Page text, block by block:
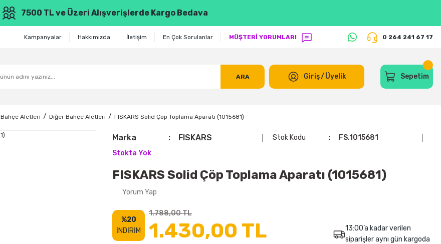
7500 TL ve Üzeri Alışverişlerde Kargo Bedava
Kampanyalar Hakkımızda İletişim En Çok Sorulanlar MÜŞTERİ YORUMLARI 0 264 241 67 17
ARA Giriş/Üyelik Sepetim
Bahçe Aletleri Diğer Bahçe Aletleri FISKARS Solid Çöp Toplama Aparatı (1015681)
Marka FISKARS Stok Kodu
FS.1015681
Stokta Yok
FISKARS Solid Çöp Toplama Aparatı (1015681)
Yorum Yap
%20
İNDİRİM
1.788,00 TL
1.430,00 TL
13:00’a kadar verilen
siparişler aynı gün kargoda